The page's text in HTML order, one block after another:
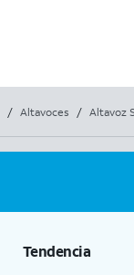
/ Altavoces / Altavoz
Tendencia